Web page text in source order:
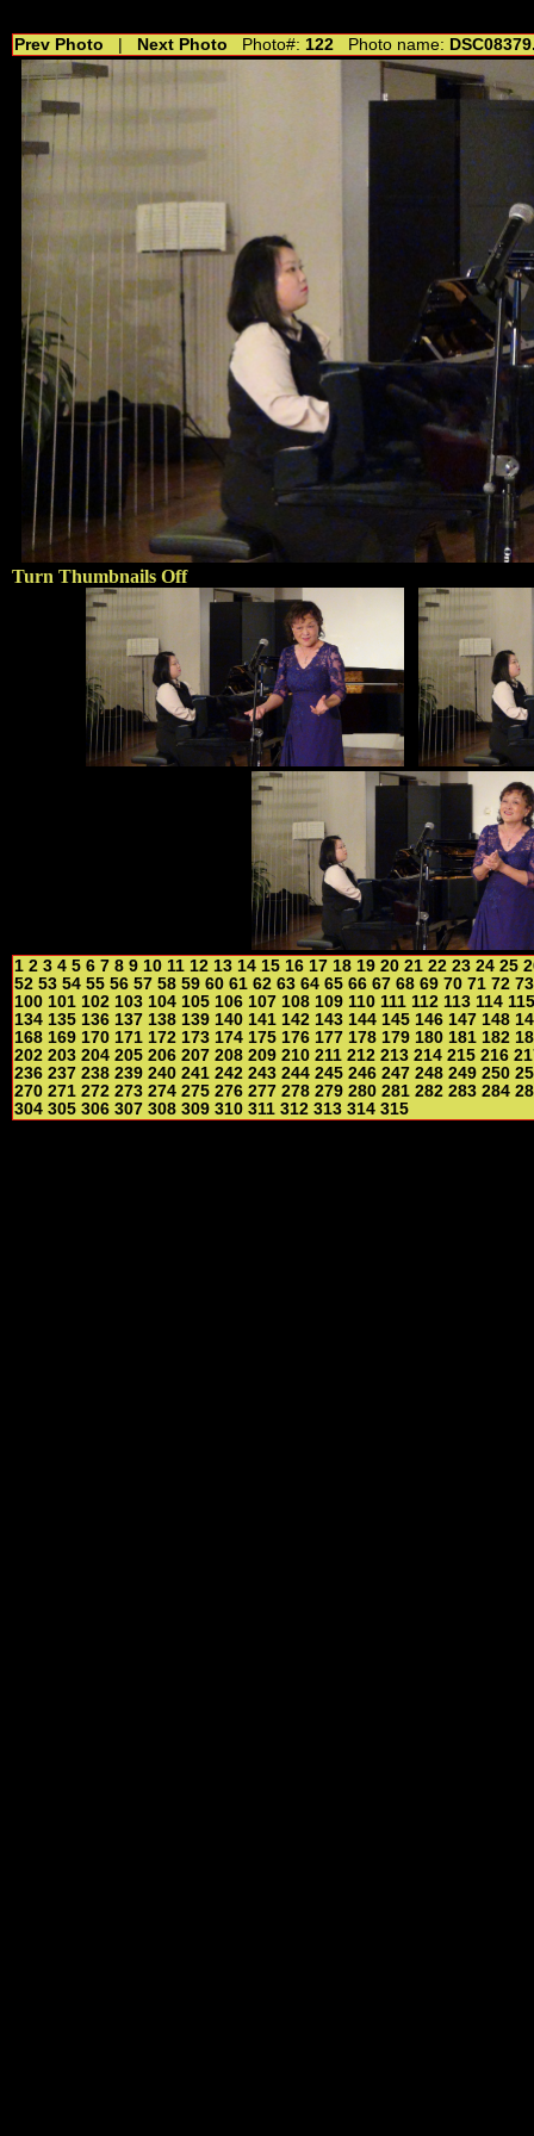
Prev Photo Next Photo Photo#: 122 Photo name:
Turn Thumbnails Off
1 2 3 4 5 6 7 8 9 10 11 12 13 14 15 16 17 18 19 20 21 22 23 24 25
52 53 54 55 56 57 58 59 60 61 62 63 64 65 66 67 68 69 70 71 72 73
100 101 102 103 104 105 106 107 108 109 110 111 112 113 114 115
134 135 136 137 138 139 140 141 142 143 144 145 146 147 148
168 169 170 171 172 173 174 175 176 177 178 179 180 181 182
202 203 204 205 206 207 208 209 210 211 212 213 214 215 216
236 237 238 239 240 241 242 243 244 245 246 247 248 249 250
270 271 272 273 274 275 276 277 278 279 280 281 282 283 284
304 305 306 307 308 309 310 311 312 313 314 315